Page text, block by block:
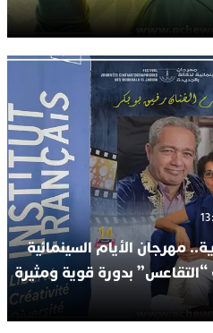
مهرجان الأيام السينمائية
“التقاعس” بدورة قوية ومثيرة